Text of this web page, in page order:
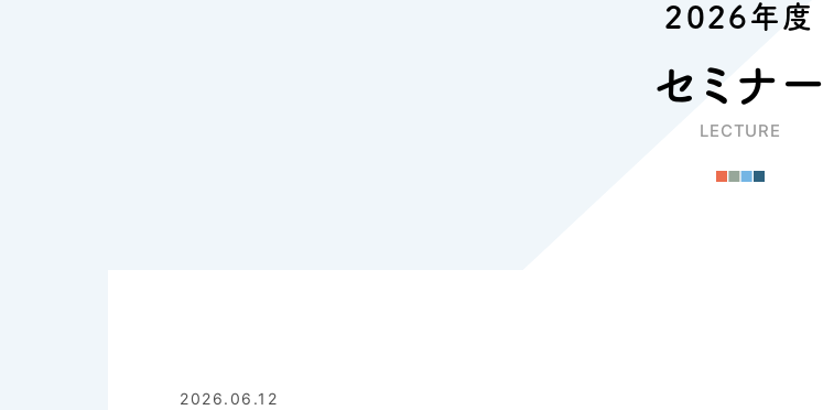
2026年度
セミナー
LECTURE
2026.06.12